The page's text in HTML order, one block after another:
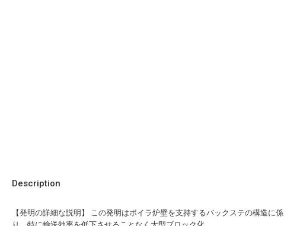
Description
【発明の詳細な説明】 この発明はボイラ炉壁を支持するバックステの構造に係